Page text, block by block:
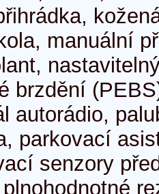
manuální
brzdění
autorádio,
parkovací
senzory